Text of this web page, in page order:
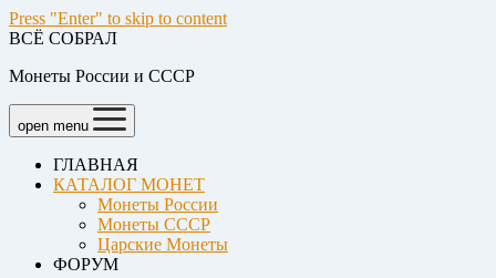
Press "Enter" to skip to content
ВСЁ СОБРАЛ
Монеты России и СССР
open menu
ГЛАВНАЯ
КАТАЛОГ МОНЕТ
Монеты России
Монеты СССР
Царские Монеты
ФОРУМ